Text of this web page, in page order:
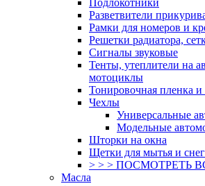
Разветвители
Рамки для номеров и
Решетки радиатора,
Сигналы звуковые
Тенты, утеплители на
мотоциклы
Тонировочная пленка и
Чехлы
Универсальные
Модельные
Шторки на окна
Щетки для мытья и
> > > ПОСМОТРЕТЬ
Масла